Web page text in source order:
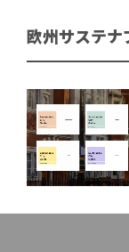
欧州サステナ